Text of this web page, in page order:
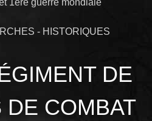
1ère guerre mondiale
- HISTORIQUES
DE
DE COMBAT